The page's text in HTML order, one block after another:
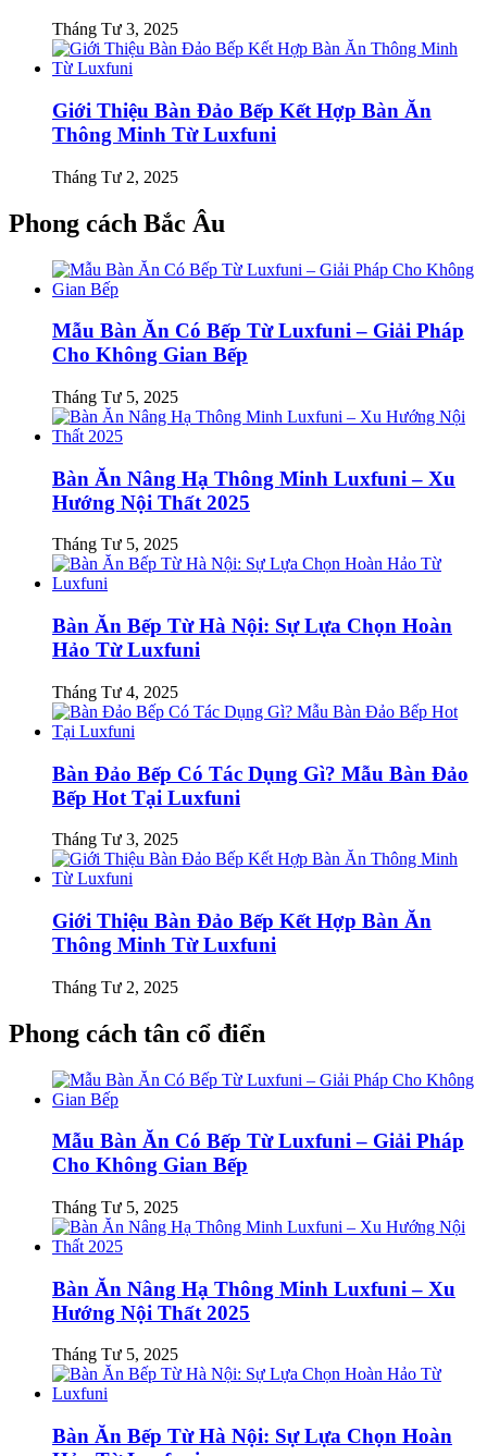
Tháng Tư 3, 2025
Giới Thiệu Bàn Đảo Bếp Kết Hợp Bàn Ăn
Thông Minh Từ Luxfuni
Tháng Tư 2, 2025
Phong cách Bắc Âu
Mẫu Bàn Ăn Có Bếp Từ Luxfuni – Giải Pháp
Cho Không Gian Bếp
Tháng Tư 5, 2025
Bàn Ăn Nâng Hạ Thông Minh Luxfuni – Xu
Hướng Nội Thất 2025
Tháng Tư 5, 2025
Bàn Ăn Bếp Từ Hà Nội: Sự Lựa Chọn Hoàn
Hảo Từ Luxfuni
Tháng Tư 4, 2025
Bàn Đảo Bếp Có Tác Dụng Gì? Mẫu Bàn Đảo
Bếp Hot Tại Luxfuni
Tháng Tư 3, 2025
Giới Thiệu Bàn Đảo Bếp Kết Hợp Bàn Ăn
Thông Minh Từ Luxfuni
Tháng Tư 2, 2025
Phong cách tân cổ điển
Mẫu Bàn Ăn Có Bếp Từ Luxfuni – Giải Pháp
Cho Không Gian Bếp
Tháng Tư 5, 2025
Bàn Ăn Nâng Hạ Thông Minh Luxfuni – Xu
Hướng Nội Thất 2025
Tháng Tư 5, 2025
Bàn Ăn Bếp Từ Hà Nội: Sự Lựa Chọn Hoàn